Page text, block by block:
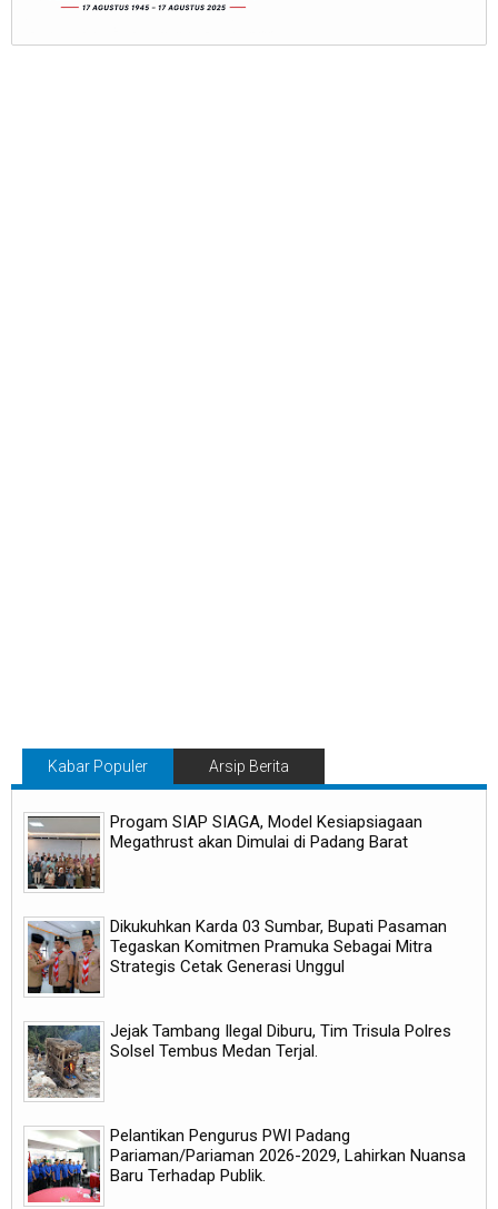
Kabar Populer Arsip Berita
Progam SIAP SIAGA, Model Kesiapsiagaan
Megathrust akan Dimulai di Padang Barat
Dikukuhkan Karda 03 Sumbar, Bupati Pasaman
Tegaskan Komitmen Pramuka Sebagai Mitra
Strategis Cetak Generasi Unggul
Jejak Tambang Ilegal Diburu, Tim Trisula Polres
Solsel Tembus Medan Terjal.
Pelantikan Pengurus PWI Padang
Pariaman/Pariaman 2026-2029, Lahirkan Nuansa
Baru Terhadap Publik.